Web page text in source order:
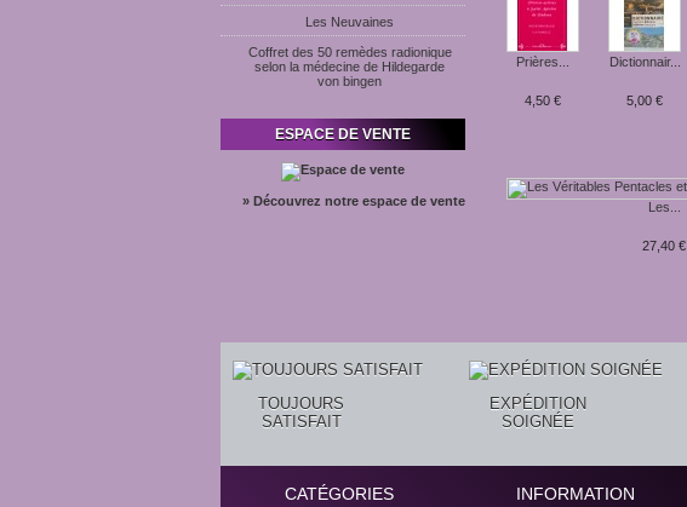
Les Neuvaines
Coffret des 50 remèdes radionique
selon la médecine de Hildegarde
von bingen
ESPACE DE VENTE
» Découvrez notre espace de vente
Prières...
4,50 €
Dictionnair...
5,00 €
Les...
27,40 €
TOUJOURS
SATISFAIT
EXPÉDITION
SOIGNÉE
CATÉGORIES INFORMATION